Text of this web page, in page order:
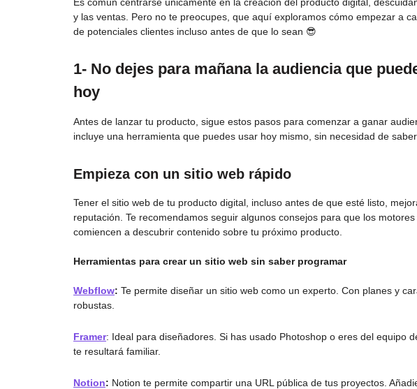
y las ventas. Pero no te preocupes, que aquí exploramos cómo empezar a
de potenciales clientes incluso antes de que lo sean 😎
1- No dejes para mañana la audiencia que
hoy
Antes de lanzar tu producto, sigue estos pasos para comenzar a ganar
incluye una herramienta que puedes usar hoy mismo, sin necesidad de
Empieza con un sitio web rápido
Tener el sitio web de tu producto digital, incluso antes de que esté listo,
reputación. Te recomendamos seguir algunos consejos para que los
comiencen a descubrir contenido sobre tu próximo producto.
Herramientas para crear un sitio web sin saber programar
Webflow: Te permite diseñar un sitio web como un experto. Con planes y
robustas.
Framer: Ideal para diseñadores. Si has usado Photoshop o eres del equipo
te resultará familiar.
Notion: Notion te permite compartir una URL pública de tus proyectos.